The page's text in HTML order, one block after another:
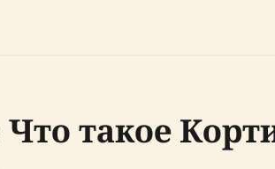
такое